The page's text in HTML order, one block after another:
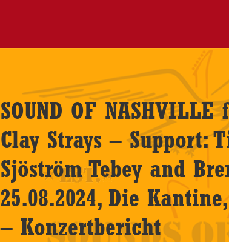
SOUND OF NASHVILLE
Clay Strays – Support:
Sjöström Tebey and
25.08.2024, Die
– Konzertbericht